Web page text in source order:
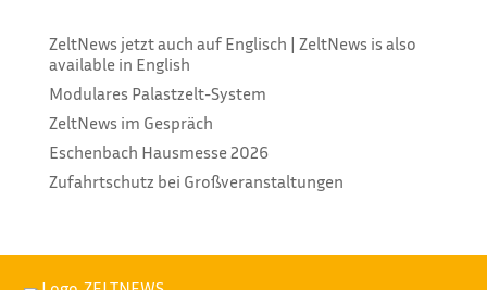
ZeltNews jetzt auch auf Englisch | ZeltNews is also
available in English
Modulares Palastzelt-System
ZeltNews im Gespräch
Eschenbach Hausmesse 2026
Zufahrtschutz bei Großveranstaltungen